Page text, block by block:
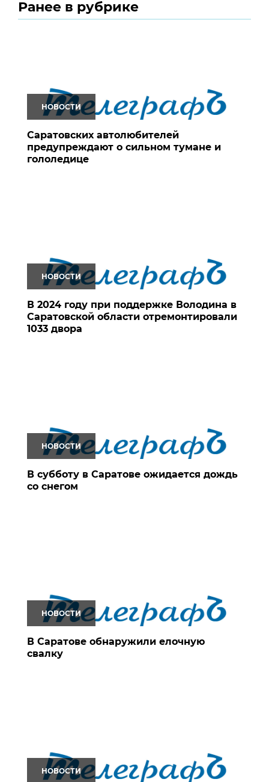
Ранее в рубрике
НОВОСТИ
Саратовских автолюбителей
предупреждают о сильном тумане и
гололедице
НОВОСТИ
В 2024 году при поддержке Володина в
Саратовской области отремонтировали
1033 двора
НОВОСТИ
В субботу в Саратове ожидается дождь
со снегом
НОВОСТИ
В Саратове обнаружили елочную
свалку
НОВОСТИ